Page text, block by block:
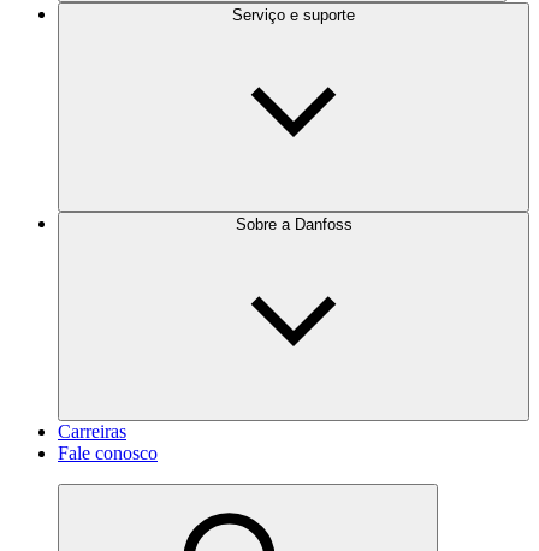
Serviço e suporte
Sobre a Danfoss
Carreiras
Fale conosco